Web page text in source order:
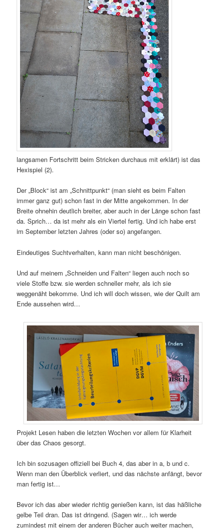
langsamen Fortschritt beim Stricken durchaus mit erklärt) ist das
Hexispiel (2).
Der „Block“ ist am „Schnittpunkt“ (man sieht es beim Falten
immer ganz gut) schon fast in der Mitte angekommen. In der
Breite ohnehin deutlich breiter, aber auch in der Länge schon fast
da. Sprich… da ist mehr als ein Viertel fertig. Und ich habe erst
im September letzten Jahres (oder so) angefangen.
Eindeutiges Suchtverhalten, kann man nicht beschönigen.
Und auf meinem „Schneiden und Falten“ liegen auch noch so
viele Stoffe bzw. sie werden schneller mehr, als ich sie
weggenäht bekomme. Und ich will doch wissen, wie der Quilt am
Ende aussehen wird…
Projekt Lesen haben die letzten Wochen vor allem für Klarheit
über das Chaos gesorgt.
Ich bin sozusagen offiziell bei Buch 4, das aber in a, b und c.
Wenn man den Überblick verliert, und das nächste anfängt, bevor
man fertig ist…
Bevor ich das aber wieder richtig genießen kann, ist das häßliche
gelbe Teil dran. Das ist dringend. (Sagen wir… ich werde
zumindest mit einem der anderen Bücher auch weiter machen,